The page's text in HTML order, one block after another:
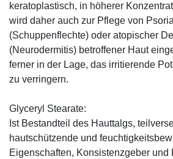
keratoplastisch, in höherer
wird daher auch zur Pflege von
(Schuppenflechte) oder atopischer
(Neurodermitis) betroffener Haut
ferner in der Lage, das irritierende
zu verringern.
Glyceryl Stearate:
Ist Bestandteil des Hauttalgs,
hautschützende und
Eigenschaften, Konsistenzgeber und